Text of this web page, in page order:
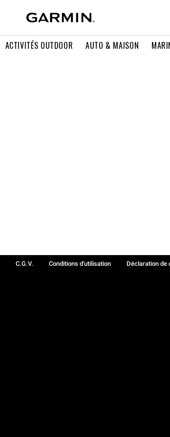
ACTIVITÉS OUTDOOR AUTO & MAISON
C.G.V. Conditions d'utilisation Déclaration de